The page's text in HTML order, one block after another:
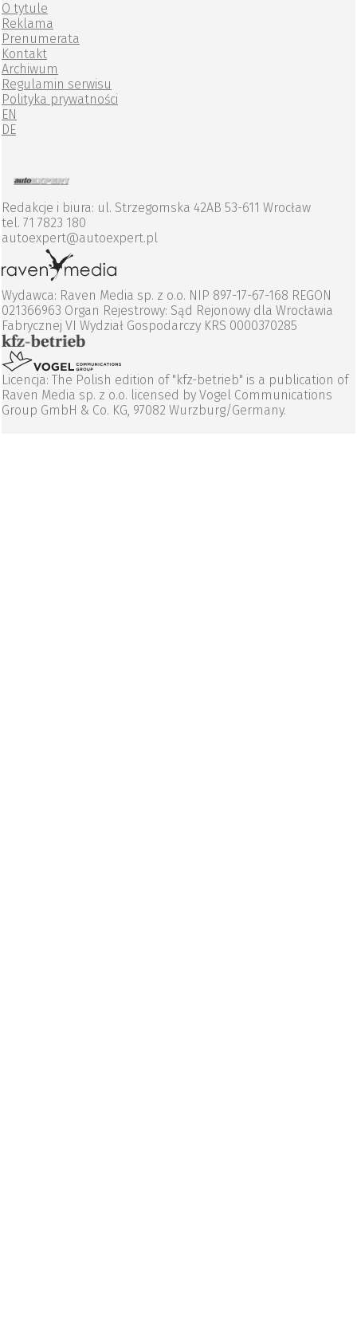
O tytule
Reklama
Prenumerata
Kontakt
Archiwum
Regulamin serwisu
Polityka prywatności
EN
DE
Redakcje i biura: ul. Strzegomska 42AB 53-611 Wrocław
tel. 71 7823 180
autoexpert@autoexpert.pl
Wydawca: Raven Media sp. z o.o. NIP 897-17-67-168 REGON
021366963 Organ Rejestrowy: Sąd Rejonowy dla Wrocławia
Fabrycznej VI Wydział Gospodarczy KRS 0000370285
Licencja: The Polish edition of "kfz-betrieb" is a publication of
Raven Media sp. z o.o. licensed by Vogel Communications
Group GmbH & Co. KG, 97082 Wurzburg/Germany.